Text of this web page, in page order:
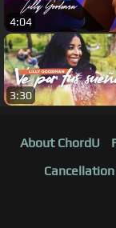
4:04
3:30
About ChordU